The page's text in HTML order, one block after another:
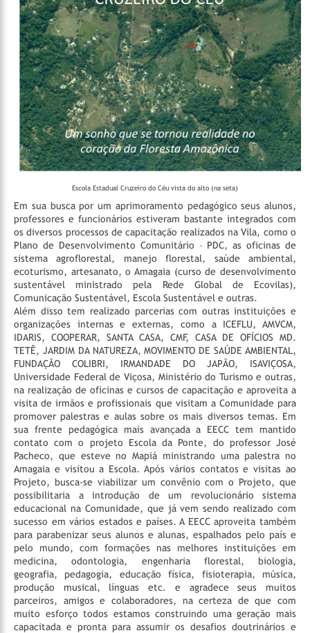
Escola Estadual Cruzeiro do Céu vista do alto (na seta)
Em sua busca por um aprimoramento pedagógico seus alunos,
professores e funcionários estiveram bastante integrados com
os diversos processos de capacitação realizados na Vila, como o
Plano de Desenvolvimento Comunitário – PDC, as oficinas de
sistema agroflorestal, manejo florestal, saúde ambiental,
ecoturismo, artesanato, o Amagaia (curso de desenvolvimento
sustentável ministrado pela Rede Global de Ecovilas),
Comunicação Sustentável, Escola Sustentável e outras.
Além disso tem realizado parcerias com outras instituições e
organizações internas e externas, como a ICEFLU, AMVCM,
IDARIS, COOPERAR, SANTA CASA, CMF, CASA DE OFÍCIOS MD.
TETÊ, JARDIM DA NATUREZA, MOVIMENTO DE SAÚDE AMBIENTAL,
FUNDAÇÃO COLIBRI, IRMANDADE DO JAPÃO, ISAVIÇOSA,
Universidade Federal de Viçosa, Ministério do Turismo e outras,
na realização de oficinas e cursos de capacitação e aproveita a
visita de irmãos e profissionais que visitam a Comunidade para
promover palestras e aulas sobre os mais diversos temas. Em
sua frente pedagógica mais avançada a EECC tem mantido
contato com o projeto Escola da Ponte, do professor José
Pacheco, que esteve no Mapiá ministrando uma palestra no
Amagaia e visitou a Escola. Após vários contatos e visitas ao
Projeto, busca-se viabilizar um convênio com o Projeto, que
possibilitaria a introdução de um revolucionário sistema
educacional na Comunidade, que já vem sendo realizado com
sucesso em vários estados e países. A EECC aproveita também
para parabenizar seus alunos e alunas, espalhados pelo país e
pelo mundo, com formações nas melhores instituições em
medicina, odontologia, engenharia florestal, biologia,
geografia, pedagogia, educação física, fisioterapia, música,
produção musical, línguas etc. e agradece seus muitos
parceiros, amigos e colaboradores, na certeza de que com
muito esforço todos estamos construindo uma geração mais
capacitada e pronta para assumir os desafios doutrinários e